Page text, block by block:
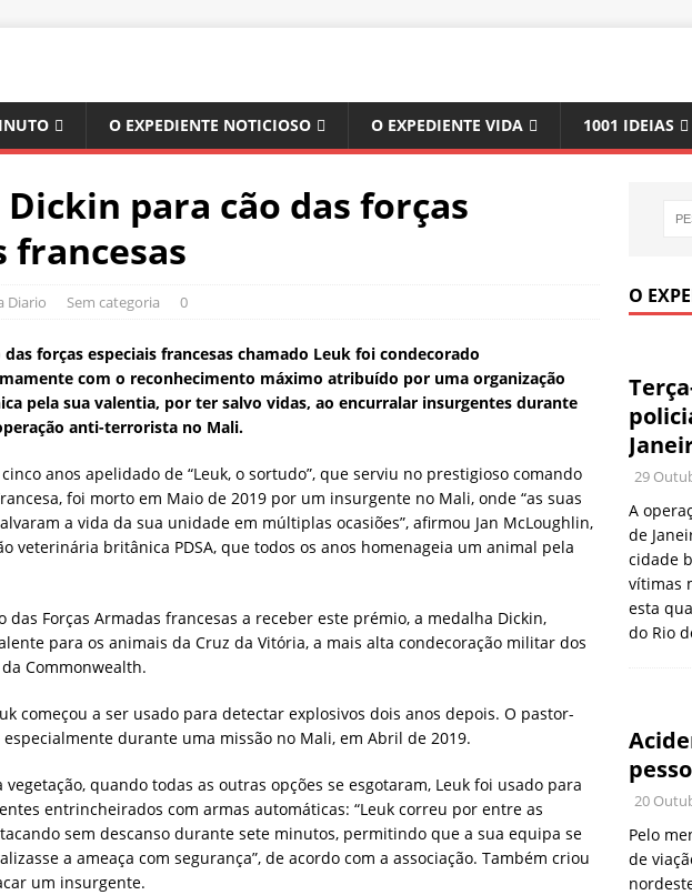
O EXPEDIENTE NOTICIOSO O EXPEDIENTE VIDA 1001 IDEIAS
para cão das forças
francesas
Diario Sem categoria 0
das forças especiais francesas chamado Leuk foi condecorado
com o reconhecimento máximo atribuído por uma organização
pela sua valentia, por ter salvo vidas, ao encurralar insurgentes durante
anti-terrorista no Mali.
anos apelidado de “Leuk, o sortudo”, que serviu no prestigioso comando
foi morto em Maio de 2019 por um insurgente no Mali, onde “as suas
a vida da sua unidade em múltiplas ocasiões”, afirmou Jan McLoughlin,
veterinária britânica PDSA, que todos os anos homenageia um animal pela
das Forças Armadas francesas a receber este prémio, a medalha Dickin,
para os animais da Cruz da Vitória, a mais alta condecoração militar dos
Commonwealth.
começou a ser usado para detectar explosivos dois anos depois. O pastor-
durante uma missão no Mali, em Abril de 2019.
quando todas as outras opções se esgotaram, Leuk foi usado para
entrincheirados com armas automáticas: “Leuk correu por entre as
sem descanso durante sete minutos, permitindo que a sua equipa se
a ameaça com segurança”, de acordo com a associação. Também criou
um insurgente.
O
29
A
de
cidade
vítimas
esta
do Rio
20
Pelo
de